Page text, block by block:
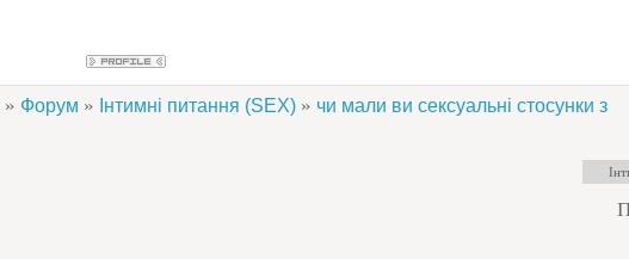
» Форум » Інтимні питання (SEX) » чи мали ви сексуальні стосунки з